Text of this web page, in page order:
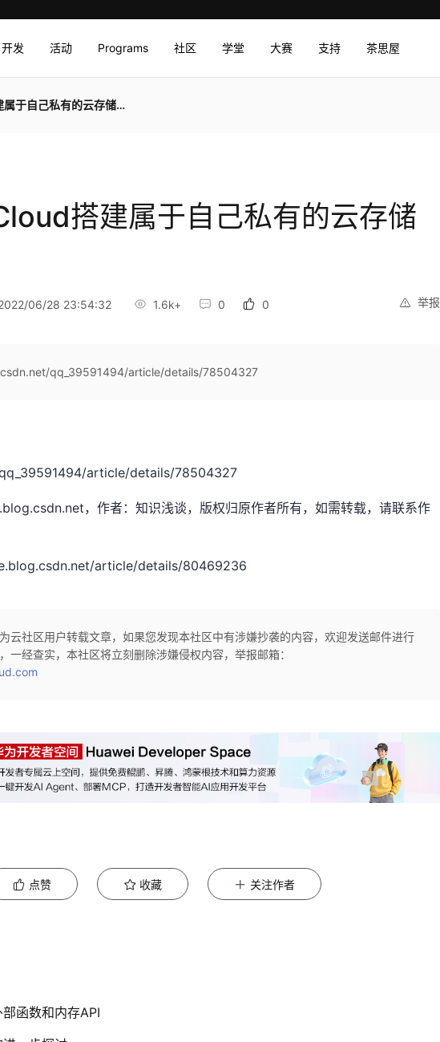
开发 活动 Programs 社区 学堂 大赛 支持 茶思屋
自己私有的云存储网盘
搭建属于自己私有的云存储
举报
06/28 23:54:32 1.6k+ 0 0
qq_39591494/article/details/78504327
article/details/78504327
，作者：知识浅谈，版权归原作者所有，如需转载，请联系作
article/details/80469236
云社区用户转载文章，如果您发现本社区中有涉嫌抄袭的内容，欢迎发送邮件进行
一经查实，本社区将立刻删除涉嫌侵权内容，举报邮箱：
点赞 收藏 关注作者
函数和内存API